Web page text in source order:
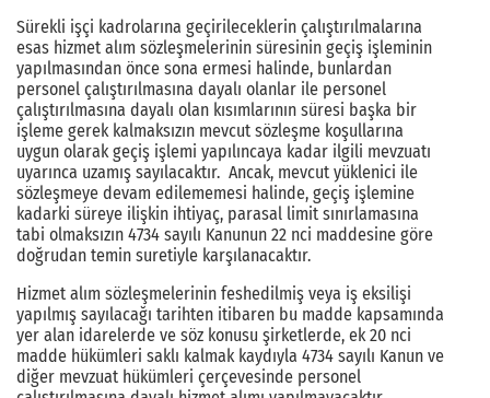
Sürekli işçi kadrolarına geçirileceklerin çalıştırılmalarına
esas hizmet alım sözleşmelerinin süresinin geçiş işleminin
yapılmasından önce sona ermesi halinde, bunlardan
personel çalıştırılmasına dayalı olanlar ile personel
çalıştırılmasına dayalı olan kısımlarının süresi başka bir
işleme gerek kalmaksızın mevcut sözleşme koşullarına
uygun olarak geçiş işlemi yapılıncaya kadar ilgili mevzuatı
uyarınca uzamış sayılacaktır. Ancak, mevcut yüklenici ile
sözleşmeye devam edilememesi halinde, geçiş işlemine
kadarki süreye ilişkin ihtiyaç, parasal limit sınırlamasına
tabi olmaksızın 4734 sayılı Kanunun 22 nci maddesine göre
doğrudan temin suretiyle karşılanacaktır.
Hizmet alım sözleşmelerinin feshedilmiş veya iş eksilişi
yapılmış sayılacağı tarihten itibaren bu madde kapsamında
yer alan idarelerde ve söz konusu şirketlerde, ek 20 nci
madde hükümleri saklı kalmak kaydıyla 4734 sayılı Kanun ve
diğer mevzuat hükümleri çerçevesinde personel